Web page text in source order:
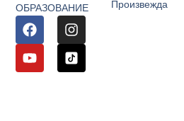
ОБРАЗОВАНИЕ
Произвежда